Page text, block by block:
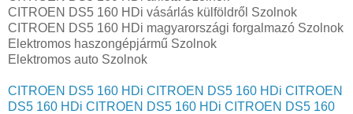
CITROEN DS5 160 HDi vásárlás külföldről Szolnok
CITROEN DS5 160 HDi magyarországi forgalmazó Szolnok
Elektromos haszongépjármű‎ Szolnok
Elektromos auto‎ Szolnok
CITROEN DS5 160 HDi CITROEN DS5 160 HDi CITROEN
DS5 160 HDi CITROEN DS5 160 HDi CITROEN DS5 160